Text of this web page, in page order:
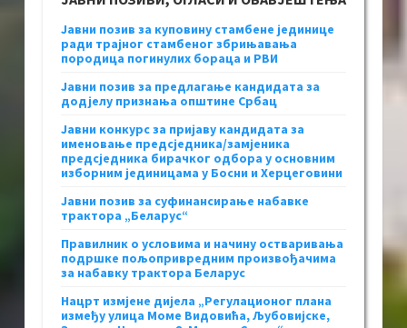
Јавни позив за куповину стамбене јединице
ради трајног стамбеног збрињавања
породица погинулих бораца и РВИ
Јавни позив за предлагање кандидата за
додјелу признања општине Србац
Јавни конкурс за пријаву кандидата за
именовање предсједника/замјеника
предсједника бирачког одбора у основним
изборним јединицама у Босни и Херцеговини
Јавни позив за суфинансирање набавке
трактора „Беларус“
Правилник о условима и начину остваривања
подршке пољопривредним произвођачима
за набавку трактора Беларус
Нацрт измјене дијела „Регулационог плана
између улица Моме Видовића, Љубовијске,